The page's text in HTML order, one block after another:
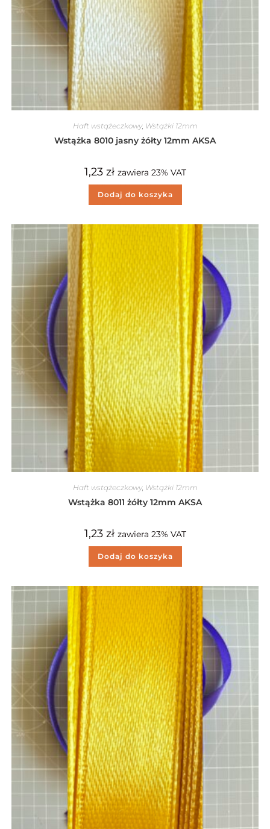
Haft wstążeczkowy, Wstążki 12mm
Wstążka 8010 jasny żółty 12mm AKSA
1,23 zł zawiera 23% VAT
Dodaj do koszyka
Haft wstążeczkowy, Wstążki 12mm
Wstążka 8011 żółty 12mm AKSA
1,23 zł zawiera 23% VAT
Dodaj do koszyka